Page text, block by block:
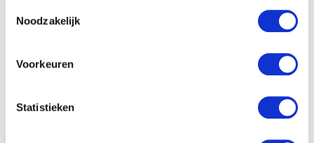
Noodzakelijk
Voorkeuren
Statistieken